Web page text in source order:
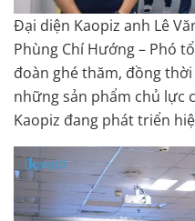
Đại diện Kaopiz anh Lê
Phùng Chí Hướng – Phó
đoàn ghé thăm, đồng
những sản phẩm chủ lực
Kaopiz đang phát triển